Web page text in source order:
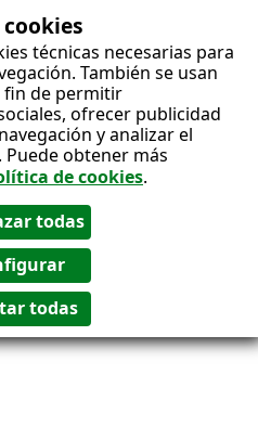
técnicas necesarias para
También se usan
fin de permitir
ofrecer publicidad
y analizar el
obtener más
de cookies.